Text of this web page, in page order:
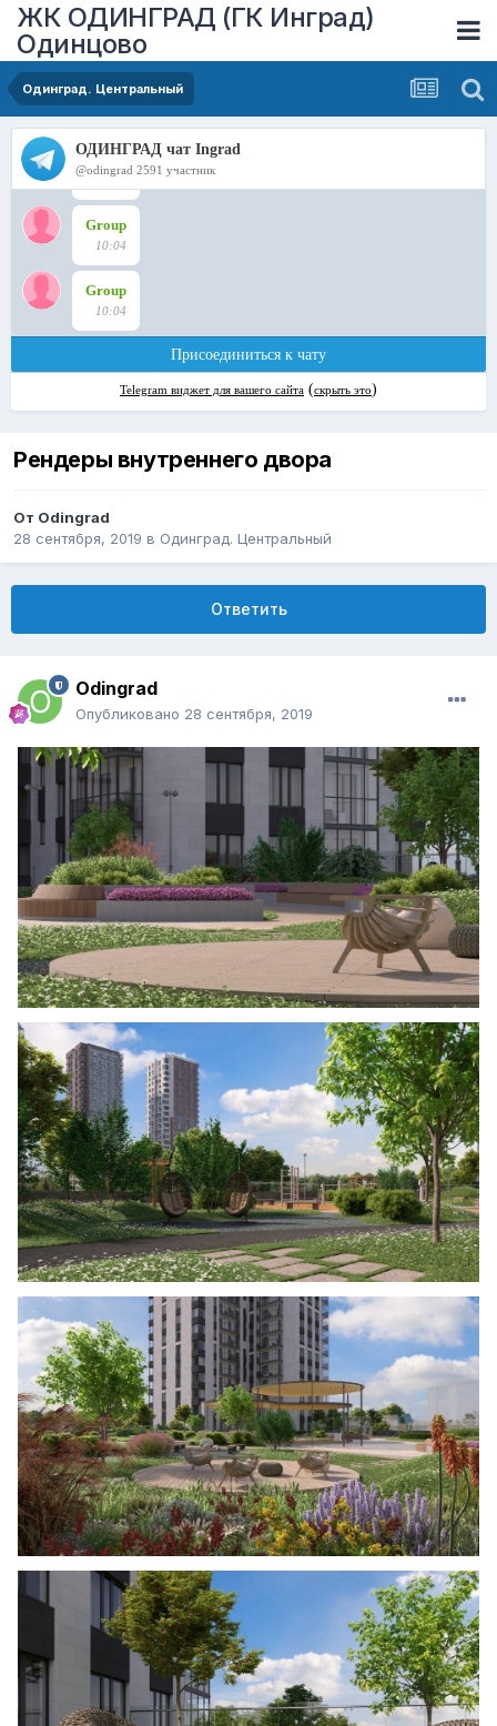
ЖК ОДИНГРАД (ГК Инград)
Одинцово
Одинград. Центральный
Рендеры внутреннего двора
От Odingrad
28 сентября, 2019 в Одинград. Центральный
Ответить
Odingrad
Опубликовано 28 сентября, 2019